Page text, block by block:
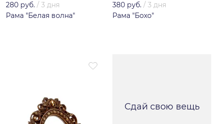
280 руб. / 3 дня
Рама "Белая волна"
380 руб. / 3 дня
Рама "Бохо"
Сдай свою вещь